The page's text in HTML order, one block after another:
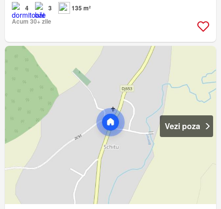
4 3
135 m²
Acum 30+ zile
Vezi poza